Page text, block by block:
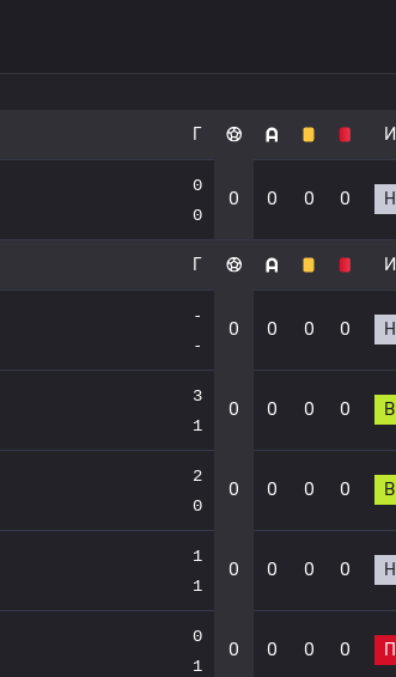
Г И
0
0
0 0 0 0 Н
Г И
-
-
0 0 0 0 Н
3
1
0 0 0 0 В
2
0
0 0 0 0 В
1
1
0 0 0 0 Н
0
1
0 0 0 0 П